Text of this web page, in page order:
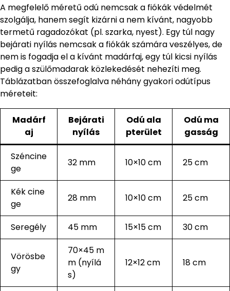
A megfelelő méretű odú nemcsak a fiókák védelmét
szolgálja, hanem segít kizárni a nem kívánt, nagyobb
termetű ragadozókat (pl. szarka, nyest). Egy túl nagy
bejárati nyílás nemcsak a fiókák számára veszélyes, de
nem is fogadja el a kívánt madárfaj, egy túl kicsi nyílás
pedig a szülőmadarak közlekedését nehezíti meg.
Táblázatban összefoglalva néhány gyakori odútípus
méreteit:
Madárf
aj
Bejárati
nyílás
Odú ala
pterület
Odú ma
gasság
Széncine
ge
32 mm 10×10 cm 25 cm
Kék cine
ge
28 mm 10×10 cm 25 cm
Seregély 45 mm 15×15 cm 30 cm
Vörösbe
gy
70×45 m
m (nyílá
s)
12×12 cm 18 cm